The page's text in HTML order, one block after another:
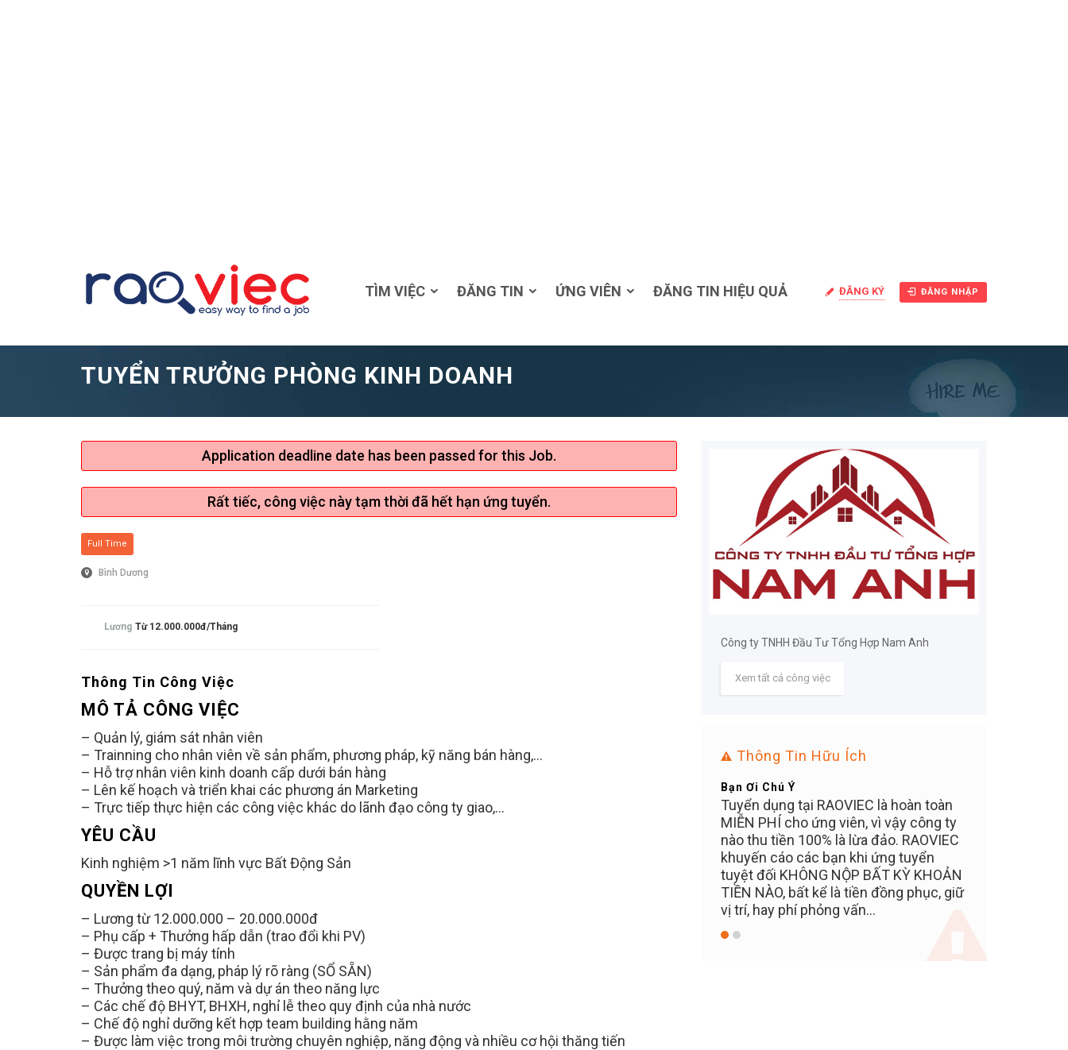
TÌM VIỆC ĐĂNG TIN ỨNG VIÊN ĐĂNG TIN HIỆU QUẢ ĐĂNG KÝ ĐĂNG NHẬP
TUYỂN TRƯỞNG PHÒNG KINH DOANH
Application deadline date has been passed for this Job.
Rất tiếc, công việc này tạm thời đã hết hạn ứng tuyển.
Full Time
Bình Dương
Lương Từ 12.000.000đ/tháng
Thông Tin Công Việc
MÔ TẢ CÔNG VIỆC
– Quản lý, giám sát nhân viên
– Trainning cho nhân viên về sản phẩm, phương pháp, kỹ năng bán hàng,…
– Hỗ trợ nhân viên kinh doanh cấp dưới bán hàng
– Lên kế hoạch và triển khai các phương án Marketing
– Trực tiếp thực hiện các công việc khác do lãnh đạo công ty giao,…
YÊU CẦU
Kinh nghiệm >1 năm lĩnh vực Bất Động Sản
QUYỀN LỢI
– Lương từ 12.000.000 – 20.000.000đ
– Phụ cấp + Thưởng hấp dẫn (trao đổi khi PV)
– Được trang bị máy tính
– Sản phẩm đa dạng, pháp lý rõ ràng (SỔ SẴN)
– Thưởng theo quý, năm và dự án theo năng lực
– Các chế độ BHYT, BHXH, nghỉ lễ theo quy định của nhà nước
– Chế độ nghỉ dưỡng kết hợp team building hằng năm
– Được làm việc trong môi trường chuyên nghiệp, năng động và nhiều cơ hội thăng tiến
Công ty TNHH Đầu Tư Tổng Hợp Nam Anh
Xem tất cả công việc
Thông Tin Hữu Ích
Đăng ký tài khoản, tạo CV online, nhà
Bạn Ơi Chú Ý
Tuyển dụng tại RAOVIEC là hoàn toàn
MIỄN PHÍ cho ứng viên, vì vậy công ty
nào thu tiền 100% là lừa đảo. RAOVIEC
khuyến cáo các bạn khi ứng tuyển
tuyệt đối KHÔNG NỘP BẤT KỲ KHOẢN
TIỀN NÀO, bất kể là tiền đồng phục, giữ
vị trí, hay phí phỏng vấn...